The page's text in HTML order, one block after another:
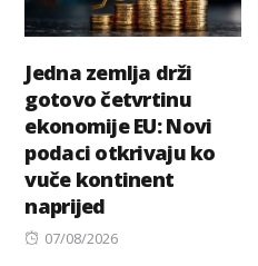
Jedna zemlja drži
gotovo četvrtinu
ekonomije EU: Novi
podaci otkrivaju ko
vuče kontinent
naprijed
Posted
07/08/2026